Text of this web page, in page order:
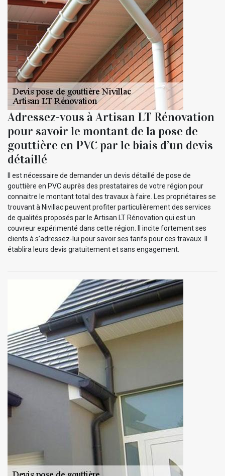
Adressez-vous à Artisan LT Rénovation
pour savoir le montant de la pose de
gouttière en PVC par le biais d’un devis
détaillé
Il est nécessaire de demander un devis détaillé de pose de
gouttière en PVC auprès des prestataires de votre région pour
connaitre le montant total des travaux à faire. Les propriétaires se
trouvant à Nivillac peuvent profiter particulièrement des services
de qualités proposés par le Artisan LT Rénovation qui est un
couvreur expérimenté dans cette région. Il incite fortement ses
clients à s’adressez-lui pour savoir ses tarifs pour ces travaux. Il
établira leurs devis gratuitement et sans engagement.